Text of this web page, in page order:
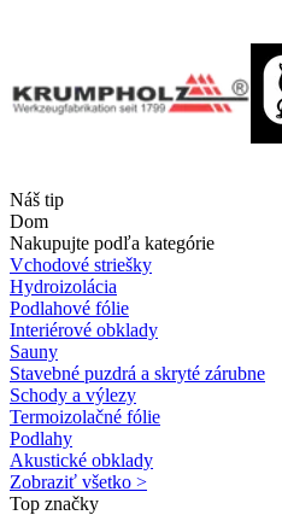
Náš tip
Dom
Nakupujte podľa kategórie
Vchodové striešky
Hydroizolácia
Podlahové fólie
Interiérové obklady
Sauny
Stavebné puzdrá a skryté zárubne
Schody a výlezy
Termoizolačné fólie
Podlahy
Akustické obklady
Zobraziť všetko >
Top značky